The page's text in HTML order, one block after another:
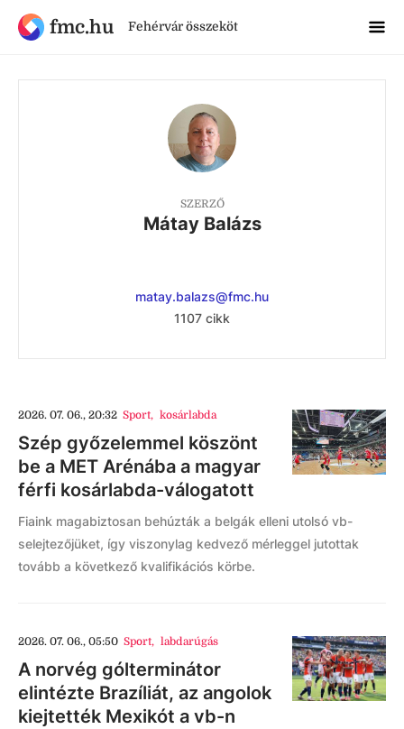
fmc.hu Fehérvár összeköt
SZERZŐ
Mátay Balázs
matay.balazs@fmc.hu
1107 cikk
2026. 07. 06., 20:32 Sport, kosárlabda
Szép győzelemmel köszönt
be a MET Arénába a magyar
férfi kosárlabda-válogatott
Fiaink magabiztosan behúzták a belgák elleni utolsó vb-
selejtezőjüket, így viszonylag kedvező mérleggel jutottak
tovább a következő kvalifikációs körbe.
2026. 07. 06., 05:50 Sport, labdarúgás
A norvég gólterminátor
elintézte Brazíliát, az angolok
kiejtették Mexikót a vb-n